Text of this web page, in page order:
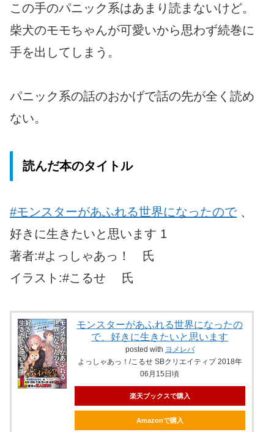
この手のパニック系はあまり読まないけど。
柴犬のモモちゃんが可愛いから思わず続巻に
手を出してしまう。
パニック系の話のおかげで話の先が全く読め
ない。
読んだ本のタイトル
#モンスターがあふれる世界になったので、
好きに生きたいと思います 1
著者:#よっしゃあっ！ 氏
イラスト:#こるせ 氏
モンスターがあふれる世界になったの
で、好きに生きたいと思います
posted with ヨメレバ
よっしゃあっ！/こるせ SBクリエイティブ 2018年
06月15日頃
楽天ブックスで購入
Amazonで購入